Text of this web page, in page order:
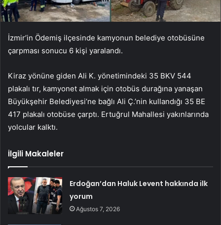
İzmir’in Ödemiş ilçesinde kamyonun belediye otobüsüne
çarpması sonucu 6 kişi yaralandı.
Kiraz yönüne giden Ali K. yönetimindeki 35 BKV 544
plakalı tır, kamyonet almak için otobüs durağına yanaşan
Büyükşehir Belediyesi’ne bağlı Ali Ç.’nin kullandığı 35 BE
417 plakalı otobüse çarptı. Ertuğrul Mahallesi yakınlarında
yolcular kalktı.
İlgili Makaleler
Erdoğan’dan Haluk Levent hakkında ilk
yorum
Ağustos 7, 2026